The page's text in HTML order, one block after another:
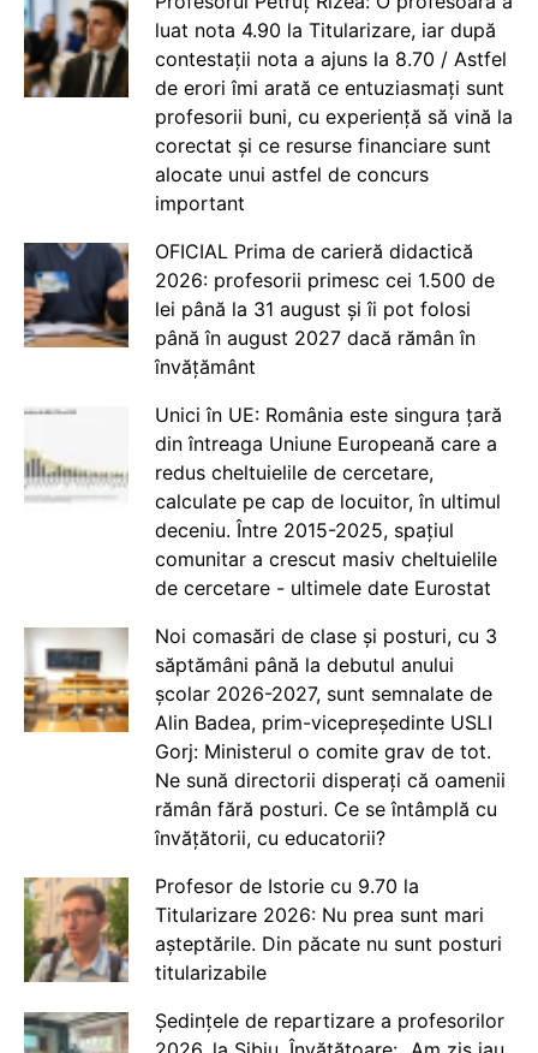
luat nota 4.90 la Titularizare, iar după
contestații nota a ajuns la 8.70 / Astfel
de erori îmi arată ce entuziasmați sunt
profesorii buni, cu experiență să vină la
corectat și ce resurse financiare sunt
alocate unui astfel de concurs
important
OFICIAL Prima de carieră didactică
2026: profesorii primesc cei 1.500 de
lei până la 31 august și îi pot folosi
până în august 2027 dacă rămân în
învățământ
Unici în UE: România este singura țară
din întreaga Uniune Europeană care a
redus cheltuielile de cercetare,
calculate pe cap de locuitor, în ultimul
deceniu. Între 2015-2025, spațiul
comunitar a crescut masiv cheltuielile
de cercetare - ultimele date Eurostat
Noi comasări de clase și posturi, cu 3
săptămâni până la debutul anului
școlar 2026-2027, sunt semnalate de
Alin Badea, prim-vicepreședinte USLI
Gorj: Ministerul o comite grav de tot.
Ne sună directorii disperați că oamenii
rămân fără posturi. Ce se întâmplă cu
învățătorii, cu educatorii?
Profesor de Istorie cu 9.70 la
Titularizare 2026: Nu prea sunt mari
așteptările. Din păcate nu sunt posturi
titularizabile
Ședințele de repartizare a profesorilor